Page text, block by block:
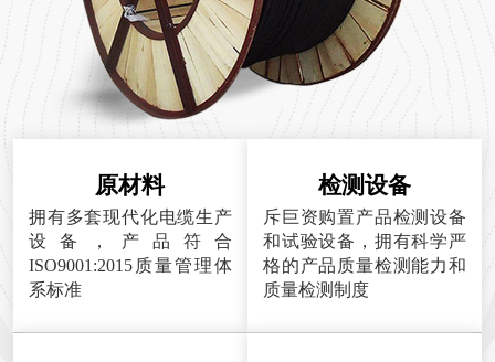
原材料
拥有多套现代化电缆生产
设备，产品符合
ISO9001:2015质量管理体
系标准
检测设备
斥巨资购置产品检测设备
和试验设备，拥有科学严
格的产品质量检测能力和
质量检测制度